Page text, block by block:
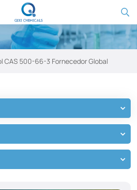
CAS 500-66-3 Fornecedor Global